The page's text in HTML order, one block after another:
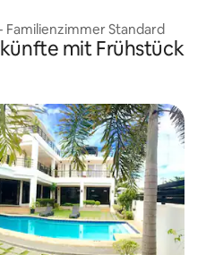
Familienzimmer Standard
mit Frühstück